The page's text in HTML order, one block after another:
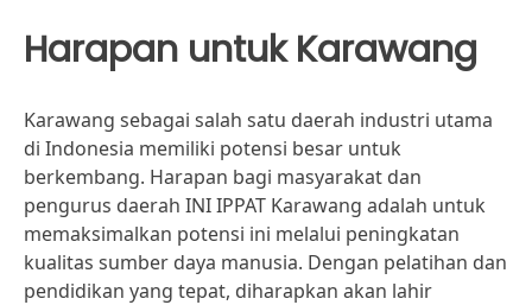
Harapan untuk Karawang
Karawang sebagai salah satu daerah industri utama
di Indonesia memiliki potensi besar untuk
berkembang. Harapan bagi masyarakat dan
pengurus daerah INI IPPAT Karawang adalah untuk
memaksimalkan potensi ini melalui peningkatan
kualitas sumber daya manusia. Dengan pelatihan dan
pendidikan yang tepat, diharapkan akan lahir